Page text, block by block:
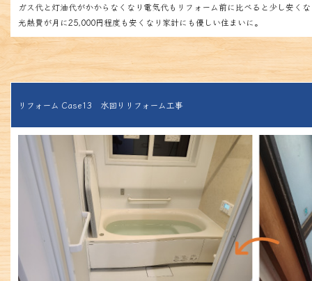
ガス代と灯油代がかからなくなり電気代もリフォーム前に比べると少し安く
光熱費が月に25,000円程度も安くなり家計にも優しい住まいに。
リフォーム Case13 水回りリフォーム工事